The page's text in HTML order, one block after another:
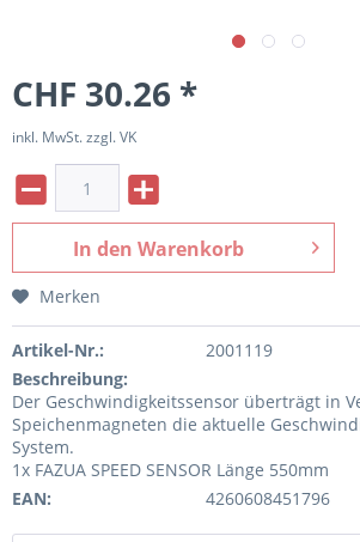
CHF 30.26 *
inkl. MwSt. zzgl. VK
In den Warenkorb
Merken
Artikel-Nr.:
2001119
Beschreibung:
Der Geschwindigkeitssensor überträgt in
Speichenmagneten die aktuelle
System.
1x FAZUA SPEED SENSOR Länge 550mm
EAN:
4260608451796